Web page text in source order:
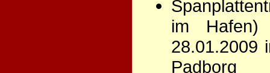
im
28.01.2009
Padborg